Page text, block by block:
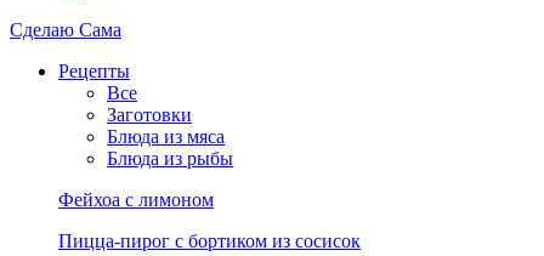
Сделаю Сама
Рецепты
Все
Заготовки
Блюда из мяса
Блюда из рыбы
Фейхоа с лимоном
Пицца-пирог с бортиком из сосисок